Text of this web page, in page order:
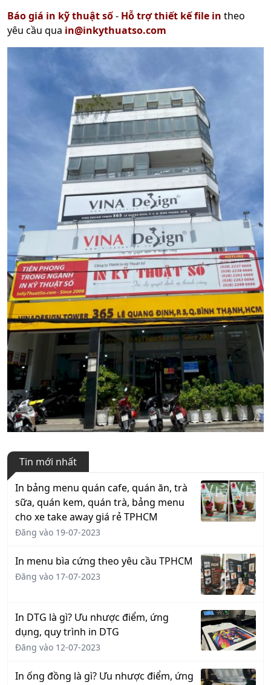
Báo giá in kỹ thuật số- Hỗ trợ thiết kế file in theo
yêu cầu qua in@inkythuatso.com
Tin mới nhất
In bảng menu quán cafe, quán ăn, trà
sữa, quán kem, quán trà, bảng menu
cho xe take away giá rẻ TPHCM
Đăng vào 19-07-2023
In menu bìa cứng theo yêu cầu TPHCM
Đăng vào 17-07-2023
In DTG là gì? Ưu nhược điểm, ứng
dụng, quy trình in DTG
Đăng vào 12-07-2023
In ống đồng là gì? Ưu nhược điểm, ứng